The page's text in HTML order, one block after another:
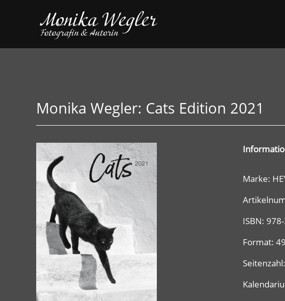
Monika Wegler: Cats Edition 2021
Marke:
ISBN:
Format: